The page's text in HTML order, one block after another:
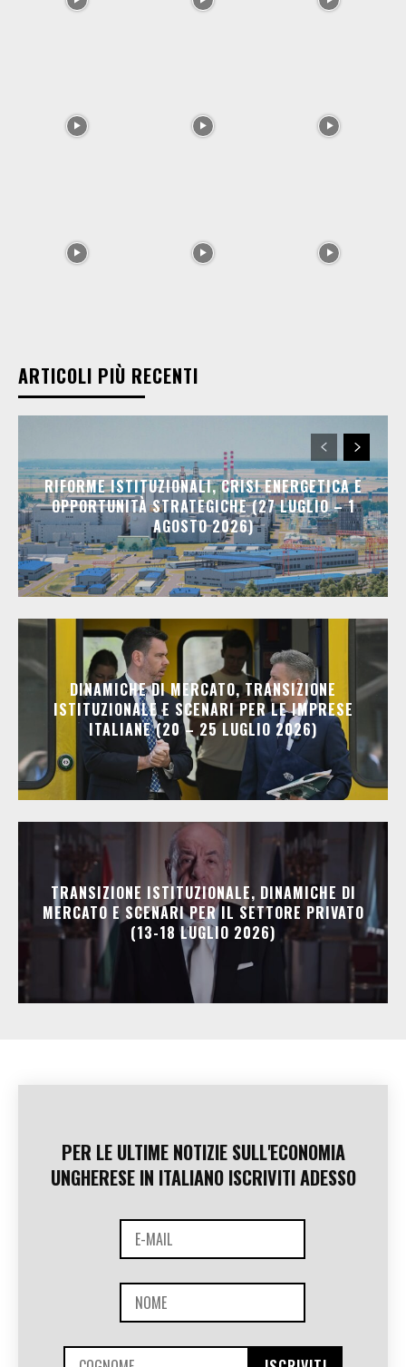
ARTICOLI PIÙ RECENTI
RIFORME ISTITUZIONALI, CRISI ENERGETICA E
OPPORTUNITÀ STRATEGICHE (27 LUGLIO – 1
AGOSTO 2026)
DINAMICHE DI MERCATO, TRANSIZIONE
ISTITUZIONALE E SCENARI PER LE IMPRESE
ITALIANE (20 – 25 LUGLIO 2026)
TRANSIZIONE ISTITUZIONALE, DINAMICHE DI
MERCATO E SCENARI PER IL SETTORE PRIVATO
(13-18 LUGLIO 2026)
PER LE ULTIME NOTIZIE SULL'ECONOMIA
UNGHERESE IN ITALIANO ISCRIVITI ADESSO